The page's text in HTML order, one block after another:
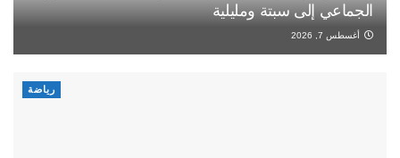
الجماعي إلى سبتة ومليلية
أغسطس 7, 2026
رياضة